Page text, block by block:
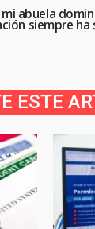
abuela
siempre ha
ESTE